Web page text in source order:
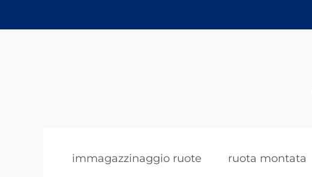
immagazzinaggio ruote ruota montata